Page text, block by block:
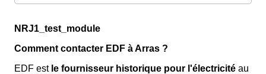
NRJ1_test_module
Comment contacter EDF à Arras ?
EDF est le fournisseur historique pour l'électricité au